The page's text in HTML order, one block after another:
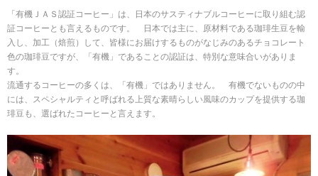
「有機ＪＡＳ認証コーヒー」は、日本のサスティナブルコーヒーに取り組む認
証コーヒーとも言えるものです。 日本では主に、原材料である珈琲生豆を輸
入し、加工（焙煎）して、皆様にお届けするものがなじみのあるチョコレート
色の珈琲豆ですが、「有機」であることの認証は、特別な意味合いがありま
す。
流通するコーヒーの多くは、「有機」ではありません。 有機でないものの中
には、スペシャルティと呼ばれる上質な素晴らしい風味のカップを提供する珈
琲豆も、選ばれたコーヒーと言えます。